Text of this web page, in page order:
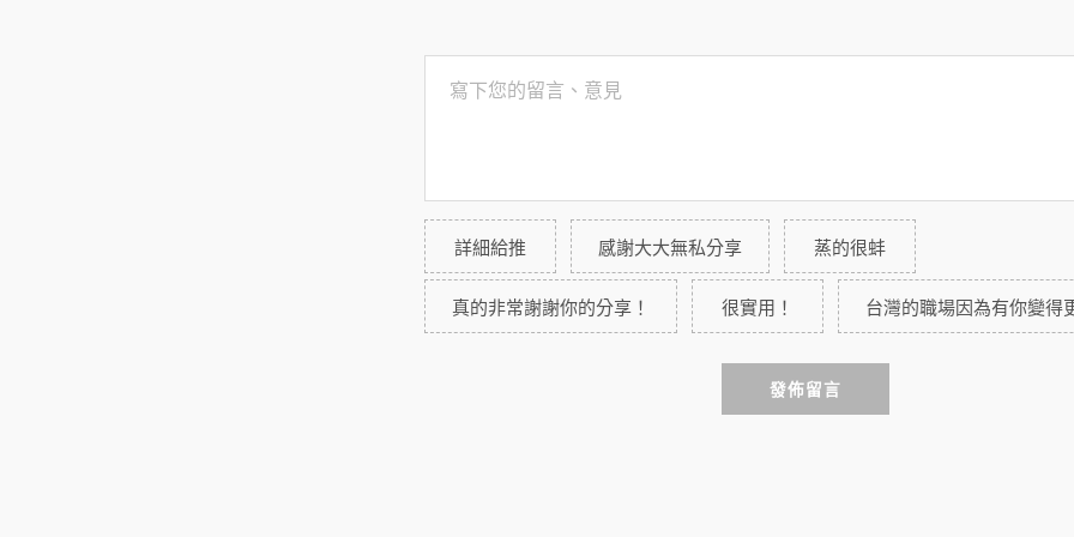
詳細給推 感謝大大無私分享 蒸的很蚌
真的非常謝謝你的分享！ 很實用！ 台灣的職場因為有你變得
發佈留言